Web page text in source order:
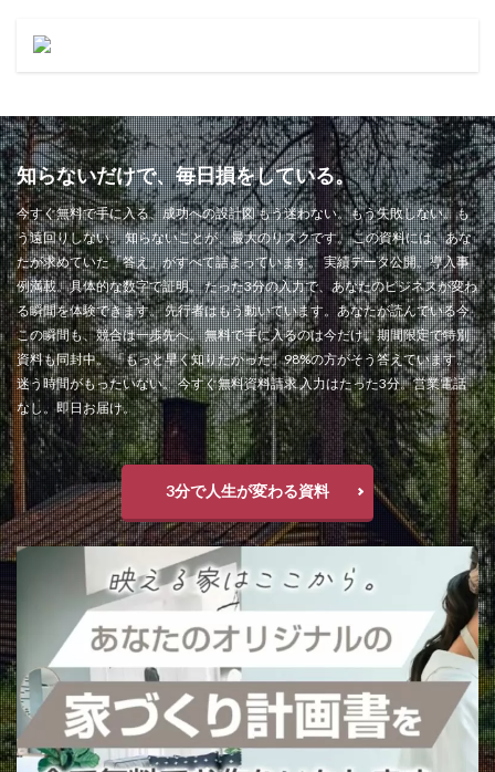
知らないだけで、毎日損をしている。
今すぐ無料で手に入る、成功への設計図 もう迷わない。もう失敗しない。も
う遠回りしない。 知らないことが、最大のリスクです。 この資料には、あな
たが求めていた「答え」がすべて詰まっています。 実績データ公開。導入事
例満載。具体的な数字で証明。 たった3分の入力で、あなたのビジネスが変わ
る瞬間を体験できます。 先行者はもう動いています。あなたが読んでいる今
この瞬間も、競合は一歩先へ。 無料で手に入るのは今だけ。期間限定で特別
資料も同封中。 「もっと早く知りたかった」98%の方がそう答えています。
迷う時間がもったいない。 今すぐ無料資料請求 入力はたった3分。営業電話
なし。即日お届け。
3分で人生が変わる資料